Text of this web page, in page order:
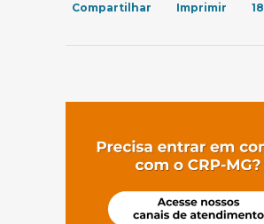
Compartilhar Imprimir